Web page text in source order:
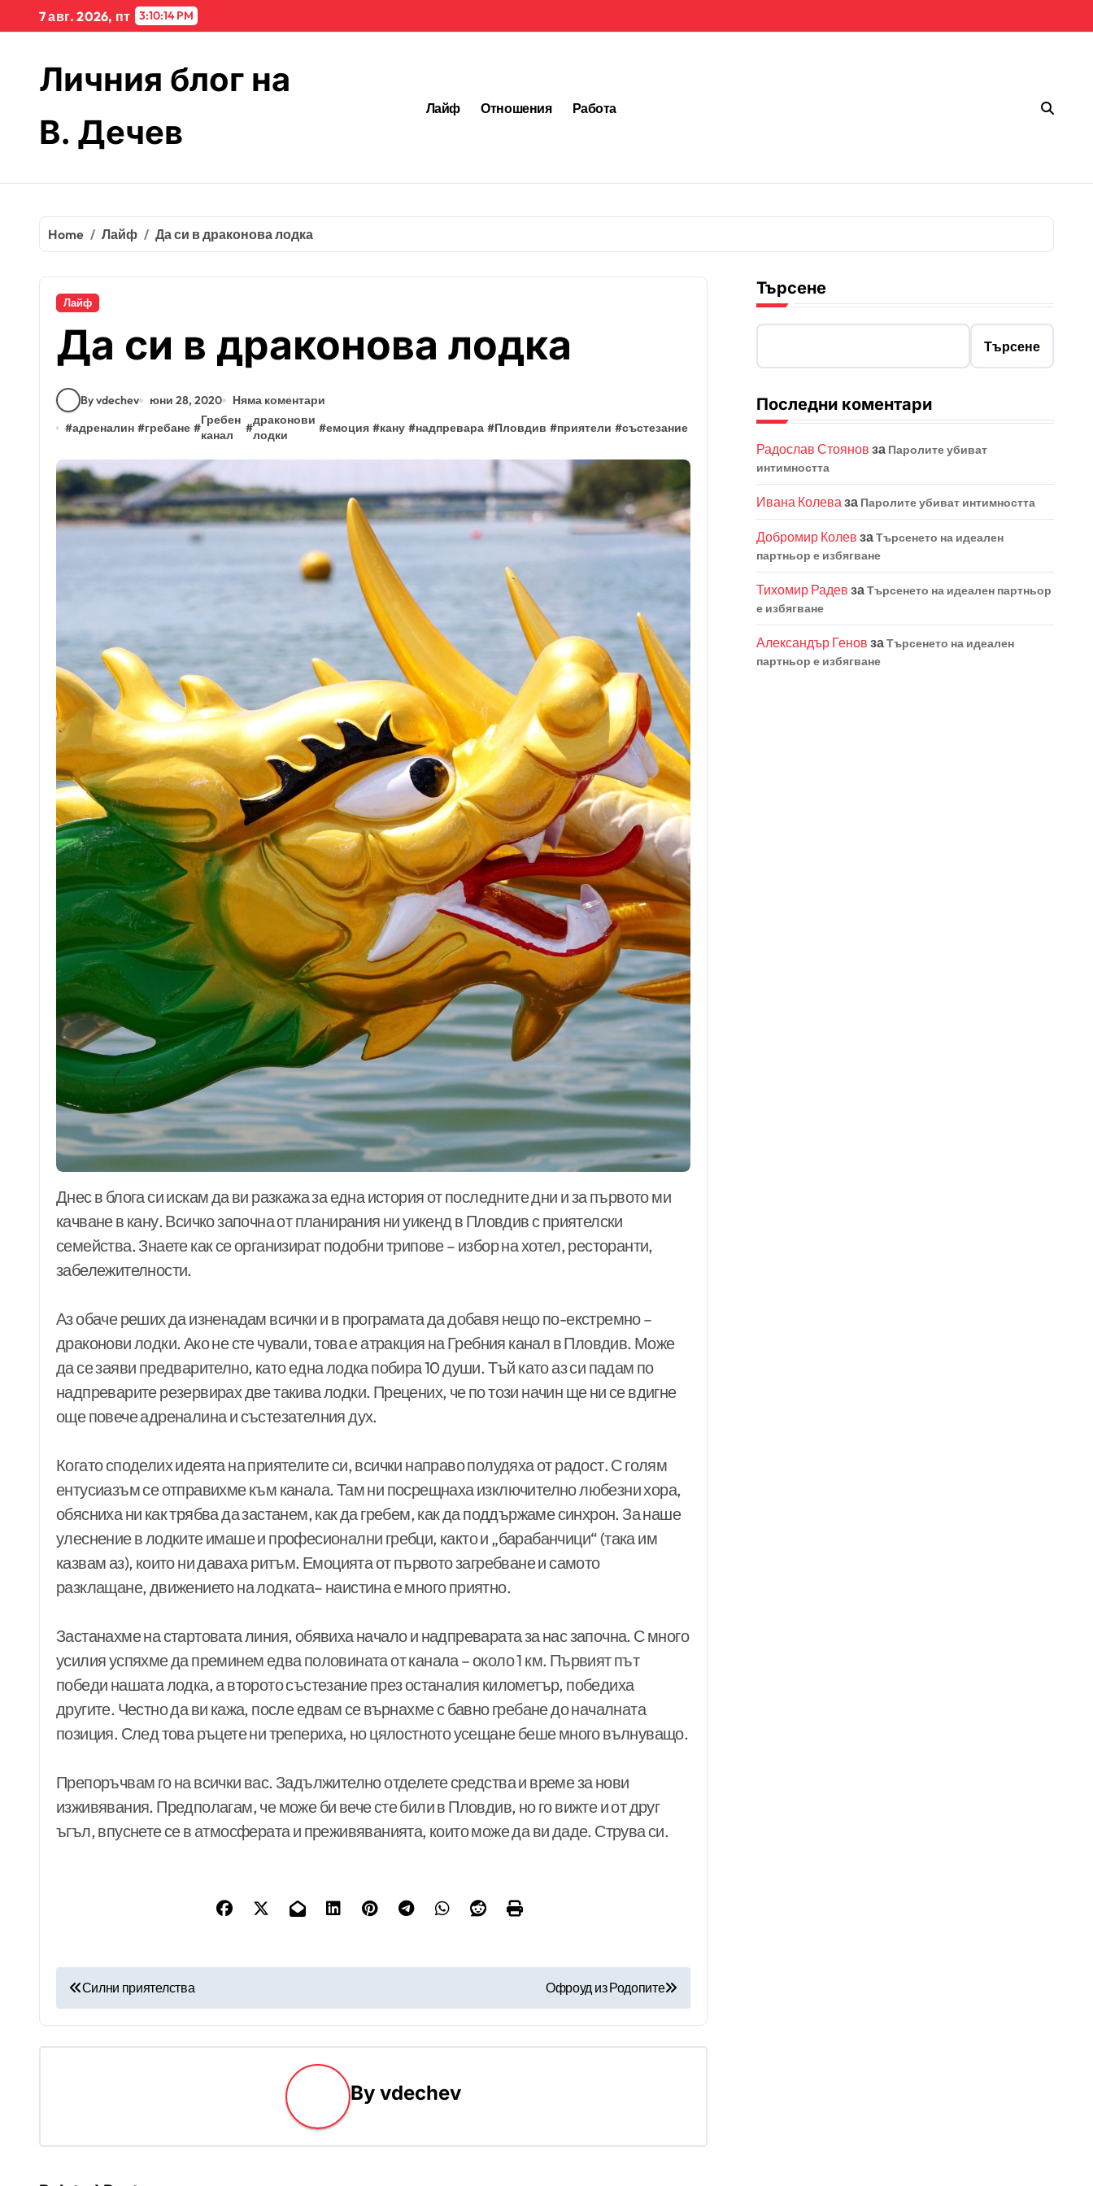
7 авг. 2026, пт 3:10:15 PM
Личния блог на
В. Дечев
Лайф Отношения Работа
Home Лайф Да си в драконова лодка
Лайф
Да си в драконова лодка
By vdechev юни 28, 2020
Няма коментари
#адреналин #гребане #
Гребен
канал
#
драконови
лодки
#емоция #кану #надпревара #Пловдив #приятели #състезание
Днес в блога си искам да ви разкажа за една история от последните дни и за първото ми
качване в кану. Всичко започна от планирания ни уикенд в Пловдив с приятелски
семейства. Знаете как се организират подобни трипове – избор на хотел, ресторанти,
забележителности.
Аз обаче реших да изненадам всички и в програмата да добавя нещо по-екстремно –
драконови лодки. Ако не сте чували, това е атракция на Гребния канал в Пловдив. Може
да се заяви предварително, като една лодка побира 10 души. Тъй като аз си падам по
надпреварите резервирах две такива лодки. Прецених, че по този начин ще ни се вдигне
още повече адреналина и състезателния дух.
Когато споделих идеята на приятелите си, всички направо полудяха от радост. С голям
ентусиазъм се отправихме към канала. Там ни посрещнаха изключително любезни хора,
обясниха ни как трябва да застанем, как да гребем, как да поддържаме синхрон. За наше
улеснение в лодките имаше и професионални гребци, както и „барабанчици“ (така им
казвам аз), които ни даваха ритъм. Емоцията от първото загребване и самото
разклащане, движението на лодката– наистина е много приятно.
Застанахме на стартовата линия, обявиха начало и надпреварата за нас започна. С много
усилия успяхме да преминем едва половината от канала – около 1 км. Първият път
победи нашата лодка, а второто състезание през останалия километър, победиха
другите. Честно да ви кажа, после едвам се върнахме с бавно гребане до началната
позиция. След това ръцете ни трепериха, но цялостното усещане беше много вълнуващо.
Препоръчвам го на всички вас. Задължително отделете средства и време за нови
изживявания. Предполагам, че може би вече сте били в Пловдив, но го вижте и от друг
ъгъл, впуснете се в атмосферата и преживяванията, които може да ви даде. Струва си.
Н
а
в
а
Силни приятелства Офроуд из Родопите
By vdechev
Търсене
Търсене
Последни коментари
Радослав Стоянов за Паролите убиват
интимността
Ивана Колеваза Паролите убиват интимността
Добромир Колев заТърсенето на идеален
партньор е избягване
Тихомир Радев заТърсенето на идеален партньор
е избягване
Александър Генов заТърсенето на идеален
партньор е избягване